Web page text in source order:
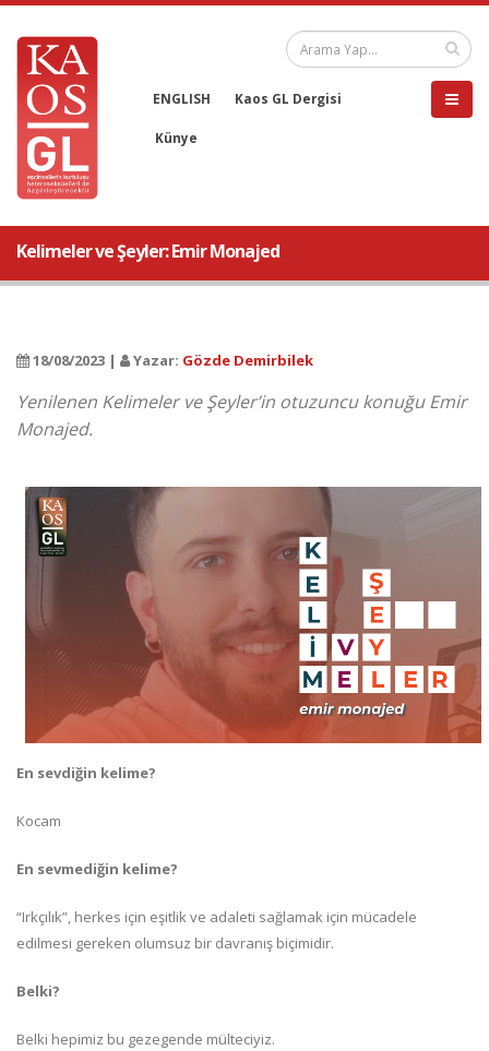
ENGLISH Kaos GL Dergisi
Künye
Kelimeler ve Şeyler: Emir Monajed
18/08/2023 | Yazar: Gözde Demirbilek
Yenilenen Kelimeler ve Şeyler’in otuzuncu konuğu Emir
Monajed.
En sevdiğin kelime?
Kocam
En sevmediğin kelime?
“Irkçılık”, herkes için eşitlik ve adaleti sağlamak için mücadele
edilmesi gereken olumsuz bir davranış biçimidir.
Belki?
Belki hepimiz bu gezegende mülteciyiz.